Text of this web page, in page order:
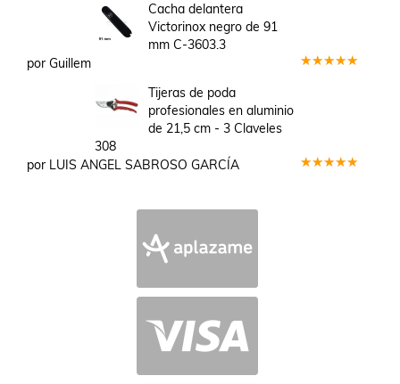
Cacha delantera
Victorinox negro de 91
mm C-3603.3
por Guillem
Tijeras de poda
profesionales en aluminio
de 21,5 cm - 3 Claveles
308
por LUIS ANGEL SABROSO GARCÍA